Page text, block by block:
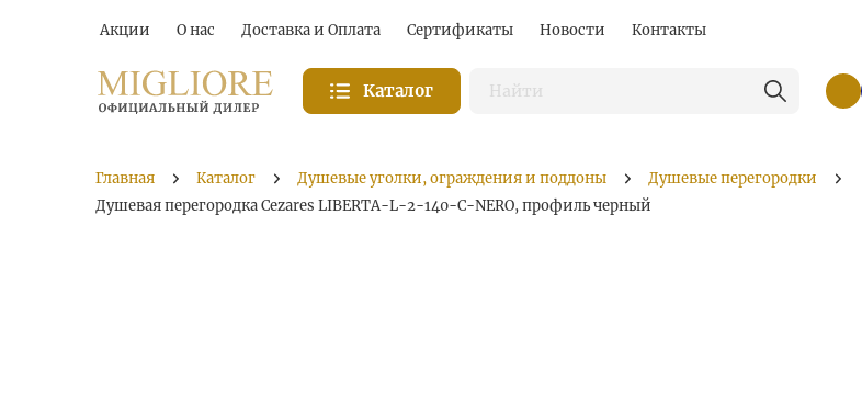
Акции О нас Доставка и Оплата Сертификаты Новости Контакты
Каталог
Главная Каталог Душевые уголки, ограждения и поддоны
Душевые перегородки
Душевая перегородка Cezares LIBERTA-L-2-140-C-NERO, профиль черный